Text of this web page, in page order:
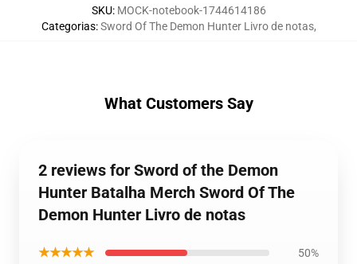
SKU: MOCK-notebook-1744614186
Categorias:Sword Of The Demon Hunter Livro de notas,
What Customers Say
2 reviews for Sword of the Demon
Hunter Batalha Merch Sword Of The
Demon Hunter Livro de notas
★★★★★ 50%